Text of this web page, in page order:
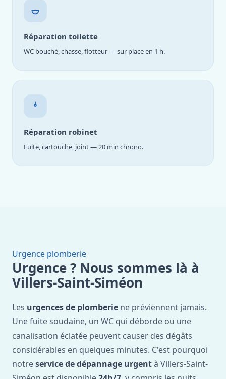
Réparation toilette
WC bouché, chasse, flotteur — sur place en 1 h.
Réparation robinet
Fuite, cartouche, joint — 20 min chrono.
Urgence plomberie
Urgence ? Nous sommes là à
Villers-Saint-Siméon
Les urgences de plomberie ne préviennent jamais.
Une fuite soudaine, un WC qui déborde ou une
canalisation éclatée peuvent causer des dégâts
considérables en quelques minutes. C'est pourquoi
notreservice de dépannage urgentà Villers-Saint-